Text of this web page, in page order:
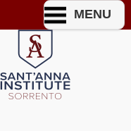
MENU